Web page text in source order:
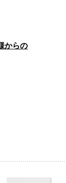
からの